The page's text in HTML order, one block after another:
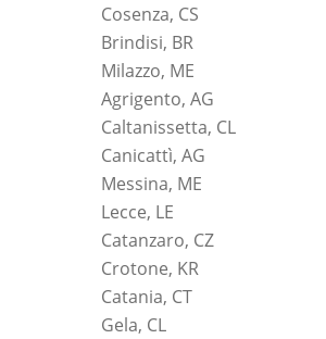
Cosenza, CS
Brindisi, BR
Milazzo, ME
Agrigento, AG
Caltanissetta, CL
Canicattì, AG
Messina, ME
Lecce, LE
Catanzaro, CZ
Crotone, KR
Catania, CT
Gela, CL